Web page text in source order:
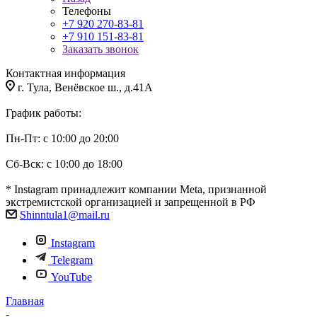
Телефоны
+7 920 270-83-81
+7 910 151-83-81
Заказать звонок
Контактная информация
г. Тула, Венёвское ш., д.41А
График работы:
Пн-Пт: с 10:00 до 20:00
Сб-Вск: с 10:00 до 18:00
* Instagram принадлежит компании Meta, признанной
экстремистской организацией и запрещенной в РФ
Shinntula1@mail.ru
Instagram
Telegram
YouTube
Главная
-